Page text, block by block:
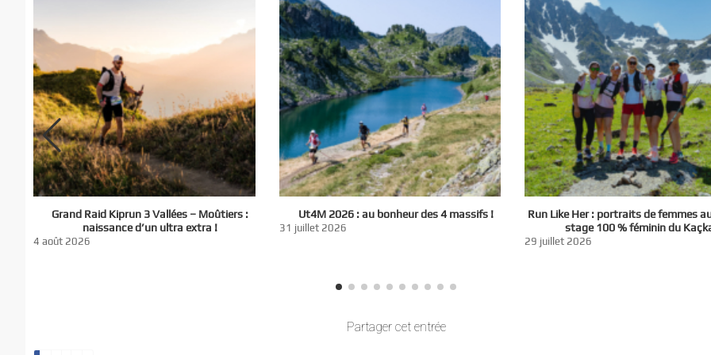
Grand Raid Kiprun 3 Vallées – Moûtiers :
naissance d’un ultra extra !
4 août 2026
Ut4M 2026 : au bonheur des 4 massifs !
31 juillet 2026
Run Like Her : portraits de femmes
stage 100 % féminin du
29 juillet 2026
Partager cet entrée